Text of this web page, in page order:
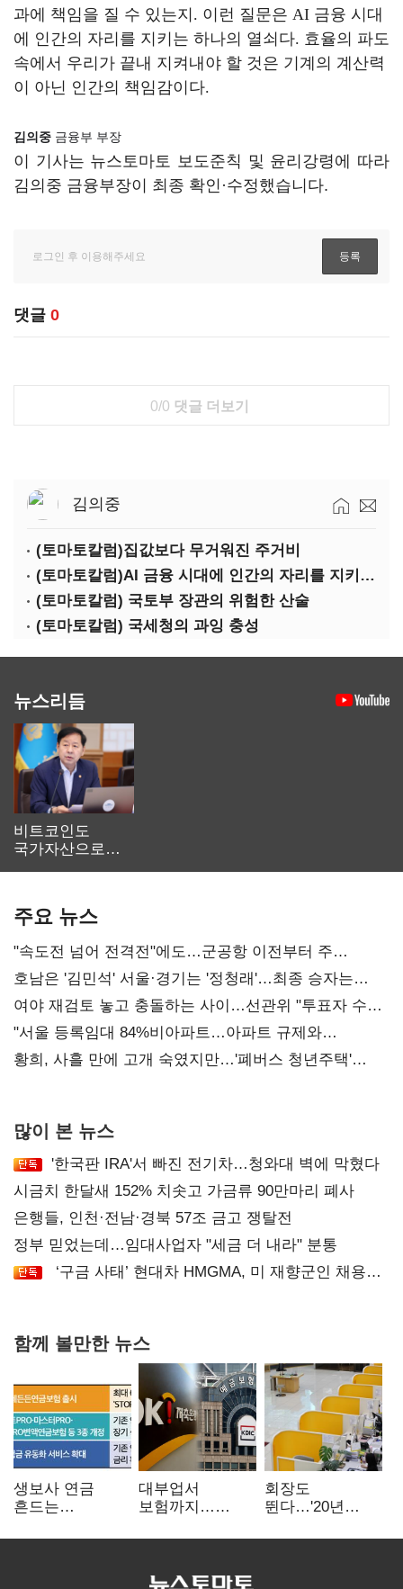
과에 책임을 질 수 있는지 . 이런 질문은 AI 금융 시대
에 인간의 자리를 지키는 하나의 열쇠다. 효율의 파도
속에서 우리가 끝내 지켜내야 할 것은 기계의 계산력
이 아닌 인간의 책임감이다.
김의중 금융부 부장
이 기사는 뉴스토마토 보도준칙 및 윤리강령에 따라
김의중 금융부장이 최종 확인·수정했습니다.
댓글 0
0/0 댓글 더보기
김의중
(토마토칼럼)집값보다 무거워진 주거비
(토마토칼럼)AI 금융 시대에 인간의 자리를 지키는 열쇠
(토마토칼럼) 국토부 장관의 위험한 산술
(토마토칼럼) 국세청의 과잉 충성
뉴스리듬
비트코인도
국가자산으로…'
주요 뉴스
"속도전 넘어 전격전"에도…군공항 이전부터 주
52시간까지 '뇌관'
호남은 '김민석' 서울·경기는 '정청래'…최종 승자는
'안갯속'
여야 재검토 놓고 충돌하는 사이…선관위 "투표자 수
오차 당연"
"서울 등록임대 84%비아파트…아파트 규제와
달리해야"
황희, 사흘 만에 고개 숙였지만…'폐버스 청년주택'
많이 본 뉴스
'한국판 IRA'서 빠진 전기차…청와대 벽에 막혔다
시금치 한달새 152% 치솟고 가금류 90만마리 폐사
은행들, 인천·전남·경북 57조 금고 쟁탈전
정부 믿었는데…임대사업자 "세금 더 내라" 분통
‘구금 사태’ 현대차 HMGMA, 미 재향군인 채용
함께 볼만한 뉴스
생보사 연금
흔드는
장수리스크'
대부업서
보험까지…
종합금융그룹
회장도
뛴다…'20년
하나' 인천시금고